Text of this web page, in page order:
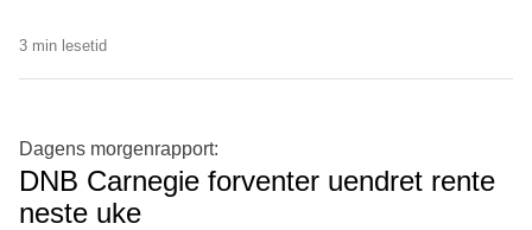
3 min lesetid
Dagens morgenrapport:
DNB Carnegie forventer uendret rente
neste uke